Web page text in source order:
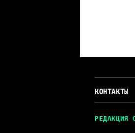
КОНТАКТЫ
РЕДАКЦИЯ